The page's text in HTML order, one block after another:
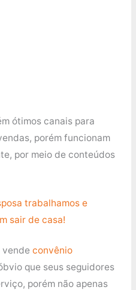
ótimos canais para
porém funcionam
por meio de conteúdos
trabalhamos e
sair de casa!
vende convênio
que seus seguidores
porém não apenas